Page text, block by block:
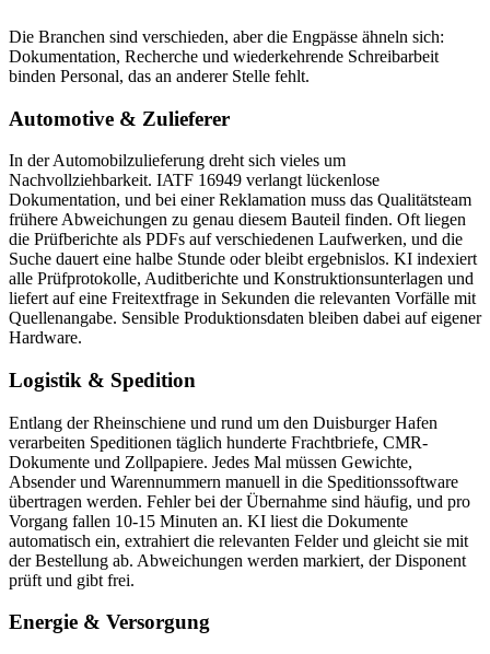
Die Branchen sind verschieden, aber die Engpässe ähneln sich:
Dokumentation, Recherche und wiederkehrende Schreibarbeit
binden Personal, das an anderer Stelle fehlt.
Automotive & Zulieferer
In der Automobilzulieferung dreht sich vieles um
Nachvollziehbarkeit. IATF 16949 verlangt lückenlose
Dokumentation, und bei einer Reklamation muss das Qualitätsteam
frühere Abweichungen zu genau diesem Bauteil finden. Oft liegen
die Prüfberichte als PDFs auf verschiedenen Laufwerken, und die
Suche dauert eine halbe Stunde oder bleibt ergebnislos. KI indexiert
alle Prüfprotokolle, Auditberichte und Konstruktionsunterlagen und
liefert auf eine Freitextfrage in Sekunden die relevanten Vorfälle mit
Quellenangabe. Sensible Produktionsdaten bleiben dabei auf eigener
Hardware.
Logistik & Spedition
Entlang der Rheinschiene und rund um den Duisburger Hafen
verarbeiten Speditionen täglich hunderte Frachtbriefe, CMR-
Dokumente und Zollpapiere. Jedes Mal müssen Gewichte,
Absender und Warennummern manuell in die Speditionssoftware
übertragen werden. Fehler bei der Übernahme sind häufig, und pro
Vorgang fallen 10-15 Minuten an. KI liest die Dokumente
automatisch ein, extrahiert die relevanten Felder und gleicht sie mit
der Bestellung ab. Abweichungen werden markiert, der Disponent
prüft und gibt frei.
Energie & Versorgung